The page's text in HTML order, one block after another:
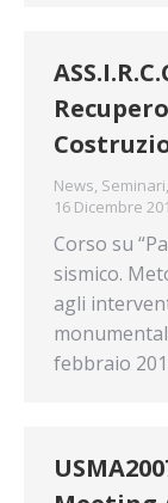
News,
16 Dicembre
Corso su
sismico.
agli
febbraio